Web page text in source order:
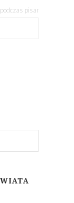
pisania kolejnych